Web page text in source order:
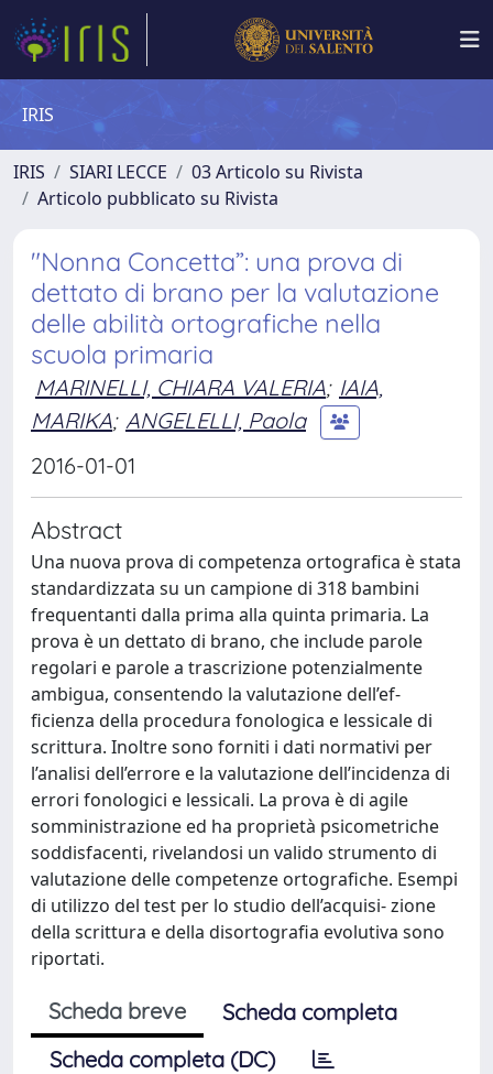
IRIS
IRIS SIARI LECCE
03 Articolo su Rivista
Articolo pubblicato su Rivista
"Nonna Concetta”: una prova di
dettato di brano per la valutazione
delle abilità ortografiche nella
scuola primaria
MARINELLI, CHIARA VALERIA; IAIA,
MARIKA; ANGELELLI, Paola
2016-01-01
Abstract
Una nuova prova di competenza ortografica è stata
standardizzata su un campione di 318 bambini
frequentanti dalla prima alla quinta primaria. La
prova è un dettato di brano, che include parole
regolari e parole a trascrizione potenzialmente
ambigua, consentendo la valutazione dell’ef-
ficienza della procedura fonologica e lessicale di
scrittura. Inoltre sono forniti i dati normativi per
l’analisi dell’errore e la valutazione dell’incidenza di
errori fonologici e lessicali. La prova è di agile
somministrazione ed ha proprietà psicometriche
soddisfacenti, rivelandosi un valido strumento di
valutazione delle competenze ortografiche. Esempi
di utilizzo del test per lo studio dell’acquisi- zione
della scrittura e della disortografia evolutiva sono
riportati.
Scheda breve
Scheda completa
Scheda completa (DC)